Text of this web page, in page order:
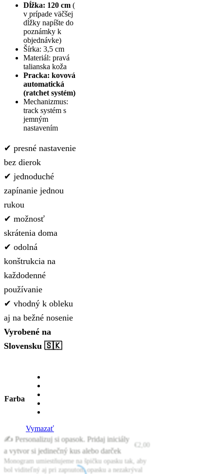
Dĺžka: 120 cm (
v prípade väčšej
dĺžky napíšte do
poznámky k
objednávke)
Šírka: 3,5 cm
Materiál: pravá
talianska koža
Pracka: kovová
automatická
(ratchet systém)
Mechanizmus:
track systém s
jemným
nastavením
✔ presné nastavenie
bez dierok
✔ jednoduché
zapínanie jednou
rukou
✔ možnosť
skrátenia doma
✔ odolná
konštrukcia na
každodenné
používanie
✔ vhodný k obleku
aj na bežné nosenie
Vyrobené na
Slovensku 🇸🇰
Farba
Vymazať
✍️ Personalizuj si opasok. Pridaj iniciály
a vytvor si jedinečný kus alebo darček
€ 2,00
Monogram umiestňujeme na špičku opasku tak, aby
bol viditeľný aj pri zapnutom opasku a nezakrýval